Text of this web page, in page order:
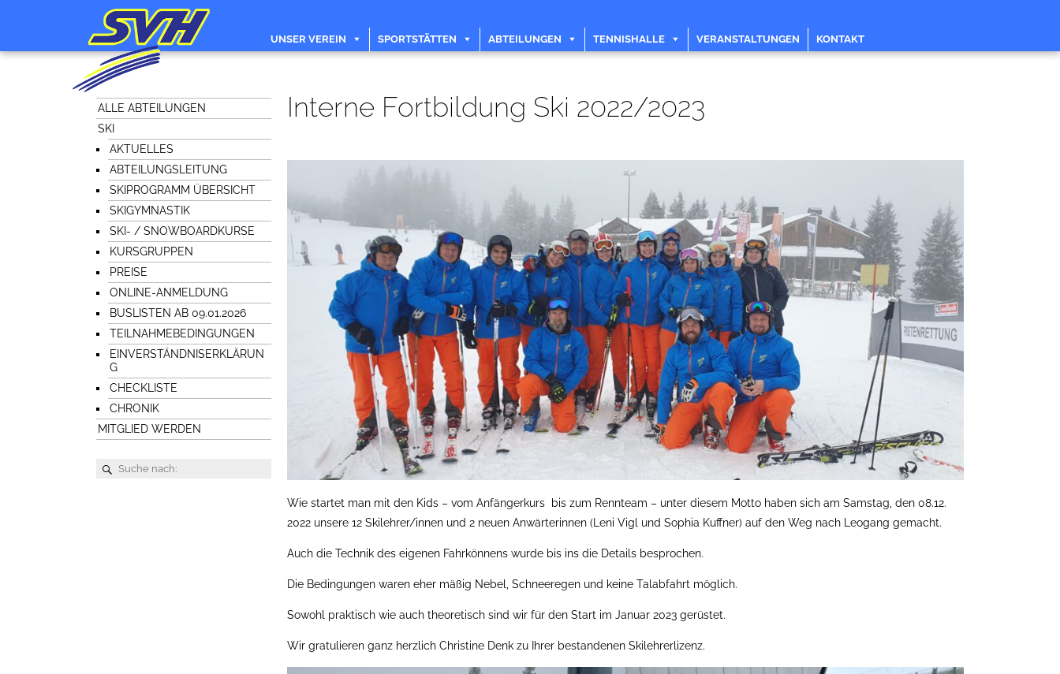
UNSER VEREIN SPORTSTÄTTEN ABTEILUNGEN TENNISHALLE VERANSTALTUNGEN KONTAKT
ALLE ABTEILUNGEN
SKI
AKTUELLES
ABTEILUNGSLEITUNG
SKIPROGRAMM ÜBERSICHT
SKIGYMNASTIK
SKI- / SNOWBOARDKURSE
KURSGRUPPEN
PREISE
ONLINE-ANMELDUNG
BUSLISTEN AB 09.01.2026
TEILNAHMEBEDINGUNGEN
EINVERSTÄNDNISERKLÄRUN
G
CHECKLISTE
CHRONIK
MITGLIED WERDEN
Interne Fortbildung Ski 2022/2023
Wie startet man mit den Kids – vom Anfängerkurs bis zum Rennteam – unter diesem Motto haben sich am Samstag, den 08.12.
2022 unsere 12 Skilehrer/innen und 2 neuen Anwärterinnen (Leni Vigl und Sophia Kuffner) auf den Weg nach Leogang gemacht.
Auch die Technik des eigenen Fahrkönnens wurde bis ins die Details besprochen.
Die Bedingungen waren eher mäßig Nebel, Schneeregen und keine Talabfahrt möglich.
Sowohl praktisch wie auch theoretisch sind wir für den Start im Januar 2023 gerüstet.
Wir gratulieren ganz herzlich Christine Denk zu Ihrer bestandenen Skilehrerlizenz.